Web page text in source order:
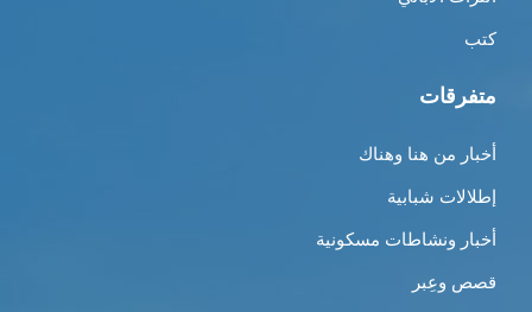
كتب
متفرقات
أخبار من هنا وهناك
إطلالات شبابية
أخبار ونشاطات مسكونية
قصص وعِبر